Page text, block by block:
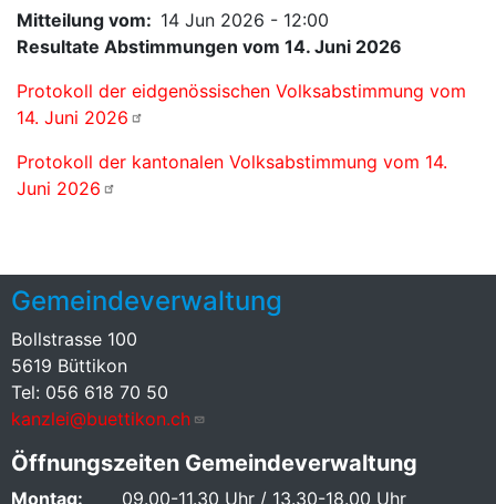
Mitteilung vom
14 Jun 2026 - 12:00
Resultate Abstimmungen vom 14. Juni 2026
Protokoll der eidgenössischen Volksabstimmung vom
14. Juni 2026
Protokoll der kantonalen Volksabstimmung vom 14.
Juni 2026
Gemeindeverwaltung
Bollstrasse 100
5619 Büttikon
Tel: 056 618 70 50
kanzlei@buettikon.ch
Öffnungszeiten Gemeindeverwaltung
Montag: 09.00-11.30 Uhr / 13.30-18.00 Uhr